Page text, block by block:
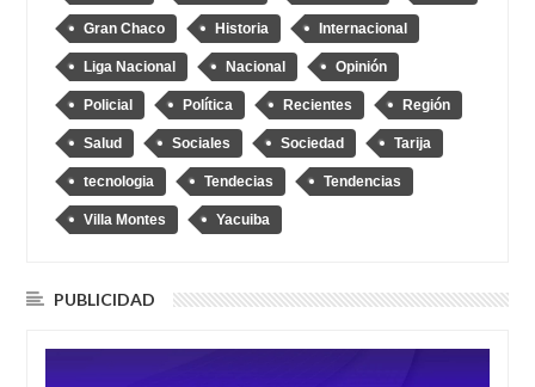
Gran Chaco Historia Internacional
Liga Nacional Nacional Opinión
Policial Política Recientes Región
Salud Sociales Sociedad Tarija
tecnologia Tendecias Tendencias
Villa Montes Yacuiba
PUBLICIDAD